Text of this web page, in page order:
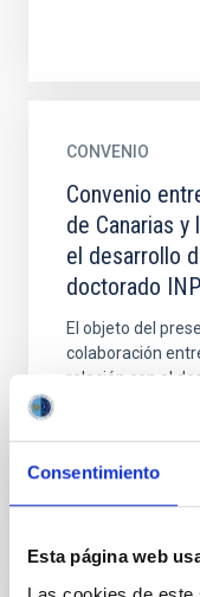
Consentimiento
Esta página web
CONVENIO
Convenio
de Canarias y
el desarrollo
doctorado
El objeto del
colaboración
relación con el